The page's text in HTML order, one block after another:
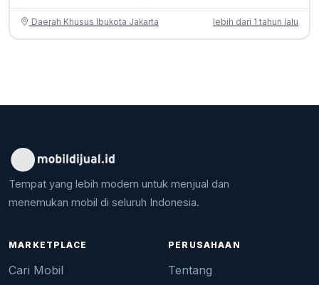
Daerah Khusus Ibukota Jakarta lebih dari 1 tahun lalu
Tempat yang lebih modern untuk menjual dan
menemukan mobil di seluruh Indonesia.
MARKETPLACE
Cari Mobil
PERUSAHAAN
Tentang